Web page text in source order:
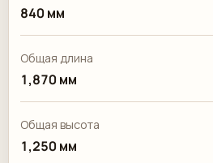
840 мм
Общая длина
1,870 мм
Общая высота
1,250 мм